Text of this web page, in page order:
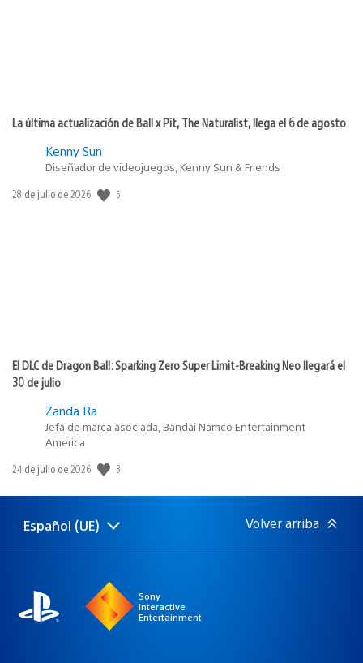
La última actualización de Ball x Pit, The Naturalist, llega el 6 de agosto
Kenny Sun
Diseñador de videojuegos, Kenny Sun & Friends
Fecha
28 de julio de 2026 5
El DLC de Dragon Ball: Sparking Zero Super Limit-Breaking Neo llegará el
30 de julio
Zanda Ra
Jefa de marca asociada, Bandai Namco Entertainment
America
Fecha
publicación:
24 de julio de 2026 3
Selecciona
una
Región
actual:
Español (UE) Volver arriba
Sony
Interactive
Entertainment